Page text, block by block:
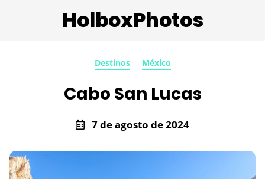
HolboxPhotos
Destinos México
Cabo San Lucas
7 de agosto de 2024